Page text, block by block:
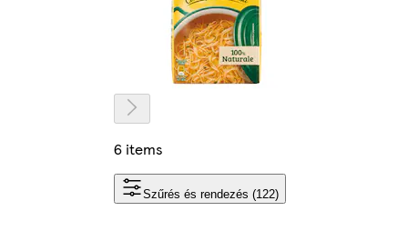
6 items
Szűrés és rendezés (122)